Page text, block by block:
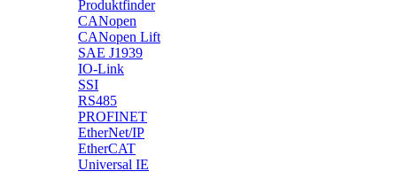
Produktfinder
CANopen
CANopen Lift
SAE J1939
IO-Link
SSI
RS485
PROFINET
EtherNet/IP
EtherCAT
Universal IE